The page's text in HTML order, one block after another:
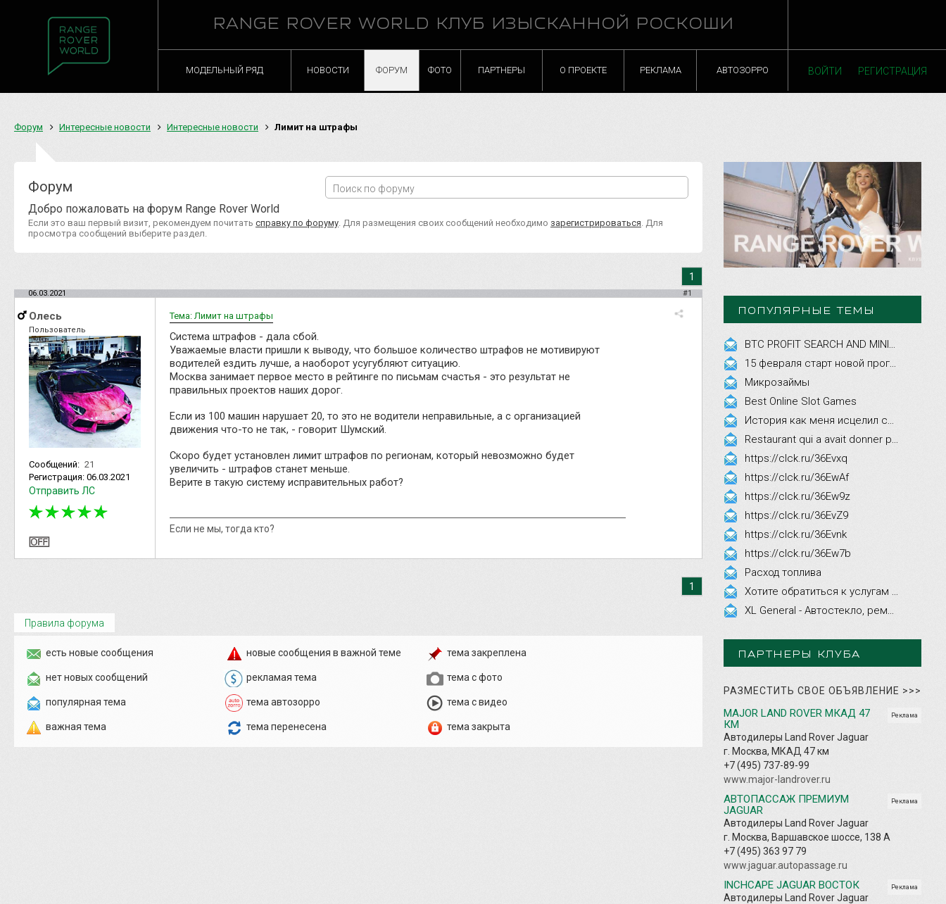
RANGE ROVER WORLD КЛУБ ИЗЫСКАННОЙ РОСКОШИ
МОДЕЛЬНЫЙ РЯД НОВОСТИ ФОРУМ ФОТО ПАРТНЕРЫ О ПРОЕКТЕ РЕКЛАМА АВТОЗОРРО ВОЙТИ РЕГИСТРАЦИЯ
Форум Интересные новости Интересные новости Лимит на штрафы
Форум
Добро пожаловать на форум Range Rover World
Если это ваш первый визит, рекомендуем почитать справку по форуму . Для размещения своих сообщений необходимо зарегистрироваться . Для
просмотра сообщений выберите раздел.
1
06.03.2021 #1
Олесь
Пользователь
Сообщений: 21
Регистрация: 06.03.2021
Отправить ЛС
Тема: Лимит на штрафы
Система штрафов - дала сбой.
Уважаемые власти пришли к выводу, что большое количество штрафов не мотивируют
водителей ездить лучше, а наоборот усугубляют ситуацию.
Москва занимает первое место в рейтинге по письмам счастья - это результат не
правильных проектов наших дорог.
Если из 100 машин нарушает 20, то это не водители неправильные, а с организацией
движения что-то не так, - говорит Шумский.
Скоро будет установлен лимит штрафов по регионам, который невозможно будет
увеличить - штрафов станет меньше.
Верите в такую систему исправительных работ?
Если не мы, тогда кто?
1
Правила форума
есть новые сообщения
нет новых сообщений
популярная тема
важная тема
новые сообщения в важной теме
рекламая тема
тема автозорро
тема перенесена
тема закреплена
тема с фото
тема с видео
тема закрыта
ПОПУЛЯРНЫЕ ТЕМЫ
Микрозаймы
Best Online Slot Games
https://clck.ru/36Evxq
https://clck.ru/36EwAf
https://clck.ru/36Ew9z
https://clck.ru/36EvZ9
https://clck.ru/36Evnk
https://clck.ru/36Ew7b
Расход топлива
ПАРТНЕРЫ КЛУБА
РАЗМЕСТИТЬ СВОЕ ОБЪЯВЛЕНИЕ >>>
Реклама
MAJOR LAND ROVER МКАД 47
КМ
Автодилеры Land Rover Jaguar
г. Москва, МКАД 47 км
+7 (495) 737-89-99
www.major-landrover.ru
Реклама
АВТОПАССАЖ ПРЕМИУМ
JAGUAR
Автодилеры Land Rover Jaguar
г. Москва, Варшавское шоссе, 138 А
+7 (495) 363 97 79
www.jaguar.autopassage.ru
Реклама
INCHCAPE JAGUAR ВОСТОК
Автодилеры Land Rover Jaguar